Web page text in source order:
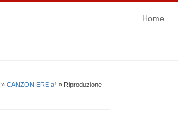
Home
» CANZONIERE a¹ » Riproduzione